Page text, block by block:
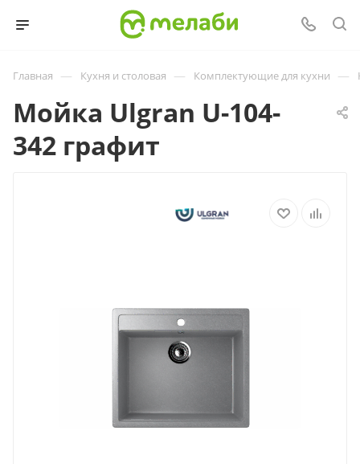
Главная — Кухня и столовая — Комплектующие для кухни —
Мойка Ulgran U-104-
342 графит